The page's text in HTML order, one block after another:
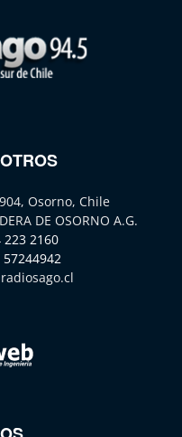
Osorno, Chile
DE OSORNO A.G.
223 2160
57244942